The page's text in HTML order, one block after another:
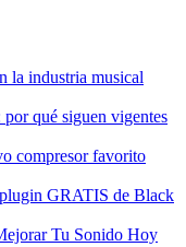
la industria musical
qué siguen vigentes
compresor favorito
GRATIS de Black
Tu Sonido Hoy